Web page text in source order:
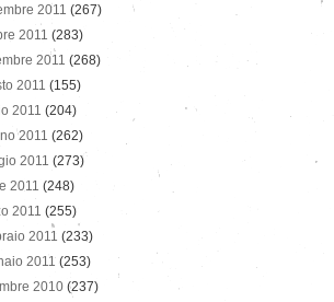
2011 (267)
2011 (283)
2011 (268)
2011 (155)
2011 (204)
2011 (262)
2011 (273)
2011 (248)
2011 (255)
2011 (233)
2011 (253)
2010 (237)